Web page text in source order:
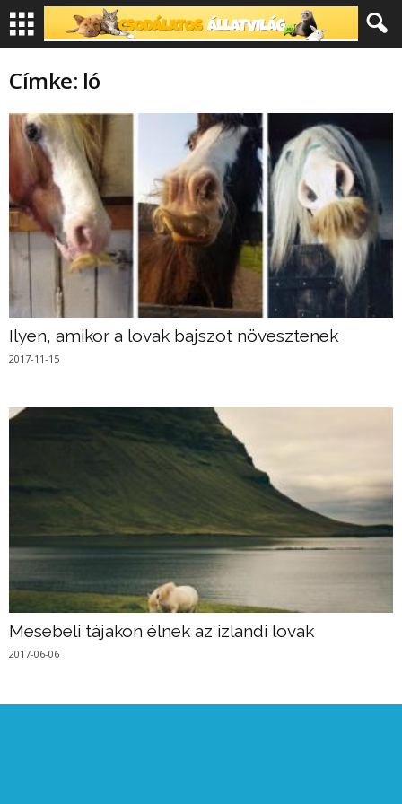
Címke: ló
Ilyen, amikor a lovak bajszot növesztenek
2017-11-15
Mesebeli tájakon élnek az izlandi lovak
2017-06-06